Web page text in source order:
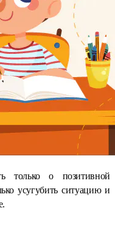
только о позитивной
усугубить ситуацию и